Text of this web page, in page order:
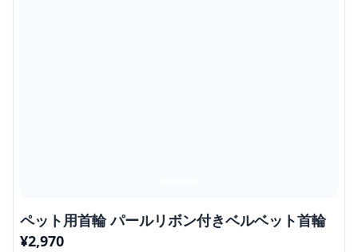
ペット用首輪 パールリボン付きベルベット首輪
¥2,970